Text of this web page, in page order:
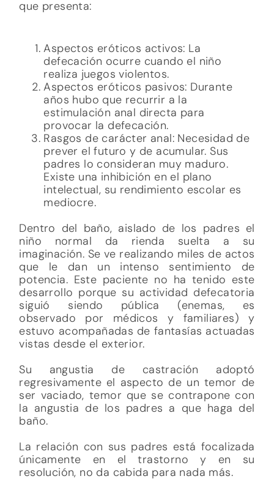
que presenta:
Aspectos eróticos activos: La
defecación ocurre cuando el niño
realiza juegos violentos.
Aspectos eróticos pasivos: Durante
años hubo que recurrir a la
estimulación anal directa para
provocar la defecación.
Rasgos de carácter anal: Necesidad de
prever el futuro y de acumular. Sus
padres lo consideran muy maduro.
Existe una inhibición en el plano
intelectual, su rendimiento escolar es
mediocre.
Dentro del baño, aislado de los padres el
niño normal da rienda suelta a su
imaginación. Se ve realizando miles de actos
que le dan un intenso sentimiento de
potencia. Este paciente no ha tenido este
desarrollo porque su actividad defecatoria
siguió siendo pública (enemas, es
observado por médicos y familiares) y
estuvo acompañadas de fantasías actuadas
vistas desde el exterior.
Su angustia de castración adoptó
regresivamente el aspecto de un temor de
ser vaciado, temor que se contrapone con
la angustia de los padres a que haga del
baño.
La relación con sus padres está focalizada
únicamente en el trastorno y en su
resolución, no da cabida para nada más.